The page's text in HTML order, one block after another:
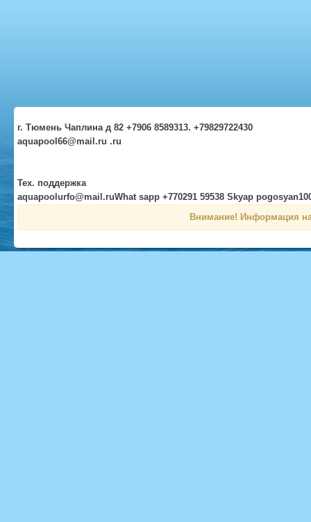
г. Тюмень Чаплина д 82 +7906 8589313. +79829722430
aquapool66@mail.ru .ru
Тех. поддержка
aquapoolurfo@mail.ruWhat sapp +770291 59538 Skyap
Внимание! Информация на